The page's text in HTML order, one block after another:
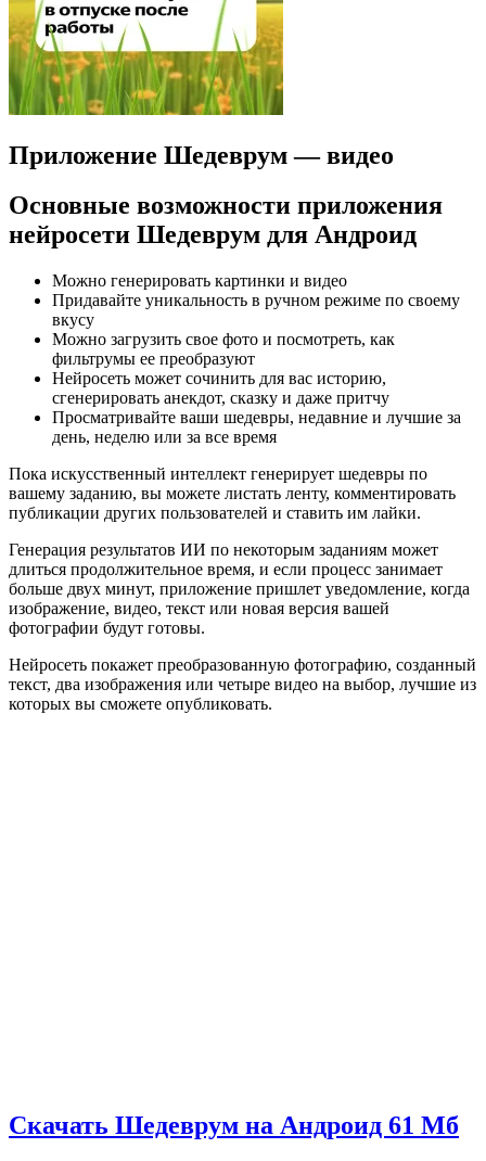
Приложение Шедеврум — видео
Основные возможности приложения
нейросети Шедеврум для Андроид
Можно генерировать картинки и видео
Придавайте уникальность в ручном режиме по своему
вкусу
Можно загрузить свое фото и посмотреть, как
фильтрумы ее преобразуют
Нейросеть может сочинить для вас историю,
сгенерировать анекдот, сказку и даже притчу
Просматривайте ваши шедевры, недавние и лучшие за
день, неделю или за все время
Пока искусственный интеллект генерирует шедевры по
вашему заданию, вы можете листать ленту, комментировать
публикации других пользователей и ставить им лайки.
Генерация результатов ИИ по некоторым заданиям может
длиться продолжительное время, и если процесс занимает
больше двух минут, приложение пришлет уведомление, когда
изображение, видео, текст или новая версия вашей
фотографии будут готовы.
Нейросеть покажет преобразованную фотографию, созданный
текст, два изображения или четыре видео на выбор, лучшие из
которых вы сможете опубликовать.
Скачать Шедеврум на Андроид 61 Мб